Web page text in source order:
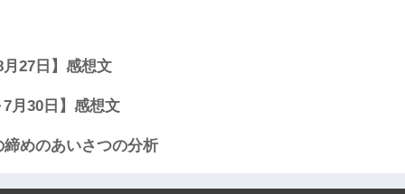
27日】感想文
月30日】感想文
めのあいさつの分析